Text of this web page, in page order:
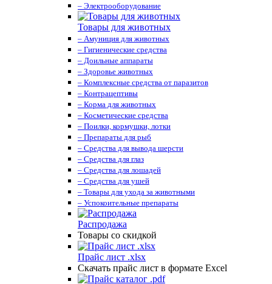
– Электрооборудование
Товары для животных
– Амуниция для животных
– Гигиенические средства
– Доильные аппараты
– Здоровье животных
– Комплексные средства от паразитов
– Контрацептивы
– Корма для животных
– Косметические средства
– Поилки, кормушки, лотки
– Препараты для рыб
– Средства для вывода шерсти
– Средства для глаз
– Средства для лошадей
– Средства для ушей
– Товары для ухода за животными
– Успокоительные препараты
Распродажа
Товары со скидкой
Прайс лист .xlsx
Скачать прайс лист в формате Excel